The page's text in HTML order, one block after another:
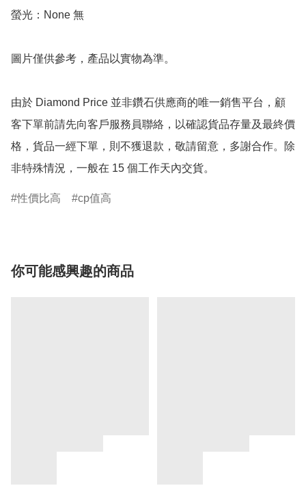
螢光：None 無
圖片僅供參考，產品以實物為準。
由於 Diamond Price 並非鑽石供應商的唯一銷售平台，顧
客下單前請先向客戶服務員聯絡，以確認貨品存量及最終價
格，貨品一經下單，則不獲退款，敬請留意，多謝合作。除
非特殊情況，一般在 15 個工作天內交貨。
性價比高 cp值高
你可能感興趣的商品